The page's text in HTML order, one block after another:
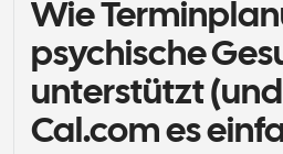
Kollaborative Planung für
Für Entwickler
Leistungsstarke Funktionen
Entwickler
Entwicklerdokumentation
Dokumentation für die
Ressourcen
Wie
psychische
unterstützt
Cal.com es